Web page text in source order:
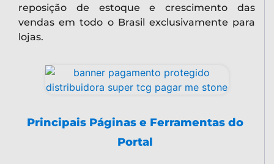
reposição de estoque e crescimento das
vendas em todo o Brasil exclusivamente para
lojas.
Principais Páginas e Ferramentas do
Portal